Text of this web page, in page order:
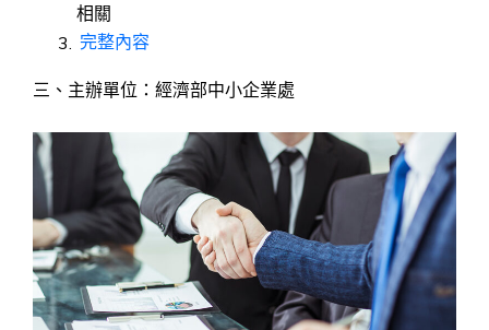
相關
完整內容
三、主辦單位：經濟部中小企業處